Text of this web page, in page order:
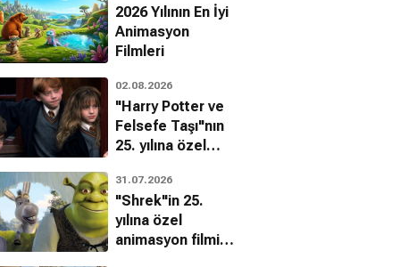
2026 Yılının En İyi
Animasyon
Filmleri
02.08.2026
"Harry Potter ve
Felsefe Taşı"nın
25. yılına özel
bilinmeyenleri!
31.07.2026
"Shrek"in 25.
yılına özel
animasyon filmin